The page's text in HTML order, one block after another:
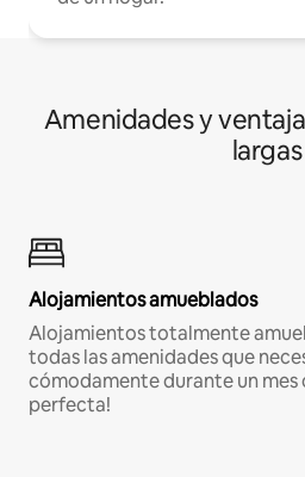
Amenidades y
largas
Alojamientos amueblados
Alojamientos totalmente
todas las amenidades que
cómodamente durante un mes
perfecta!